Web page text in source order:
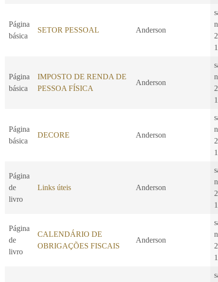
Página
básica
SETOR PESSOAL Anderson
Página
básica
IMPOSTO DE RENDA DE
PESSOA FÍSICA
Anderson
Página
básica
DECORE Anderson
Página
de
livro
Links úteis Anderson
Página
de
livro
CALENDÁRIO DE
OBRIGAÇÕES FISCAIS
Anderson